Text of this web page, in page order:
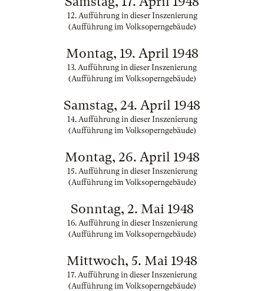
12. Aufführung in dieser Inszenierung
(Aufführung im Volksoperngebäude)
Montag, 19. April 1948
13. Aufführung in dieser Inszenierung
(Aufführung im Volksoperngebäude)
Samstag, 24. April 1948
14. Aufführung in dieser Inszenierung
(Aufführung im Volksoperngebäude)
Montag, 26. April 1948
15. Aufführung in dieser Inszenierung
(Aufführung im Volksoperngebäude)
Sonntag, 2. Mai 1948
16. Aufführung in dieser Inszenierung
(Aufführung im Volksoperngebäude)
Mittwoch, 5. Mai 1948
17. Aufführung in dieser Inszenierung
(Aufführung im Volksoperngebäude)